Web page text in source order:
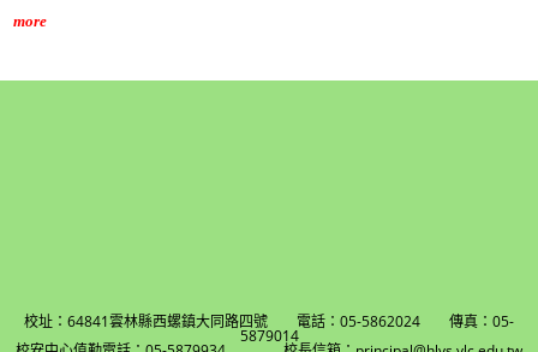
more
校址：64841雲林縣西螺鎮大同路四號 電話：05-5862024 傳真：05-
5879014